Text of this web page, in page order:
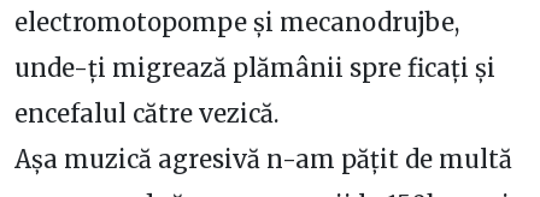
electromotopompe și mecanodrujbe,
unde-ți migrează plămânii spre ficați și
encefalul către vezică.
Așa muzică agresivă n-am pățit de multă